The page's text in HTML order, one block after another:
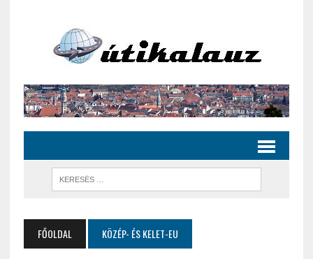
FŐOLDAL KÖZÉP- ÉS KELET-EU